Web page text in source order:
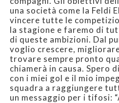
una società come la Feldi
vincere tutte le
la stagione e faremo di
di queste ambizioni. Dal
voglio crescere,
trovare sempre pronto
chiamerà in causa. Spero
con i miei gol e il mio
squadra a raggiungere
un messaggio per i tifosi: